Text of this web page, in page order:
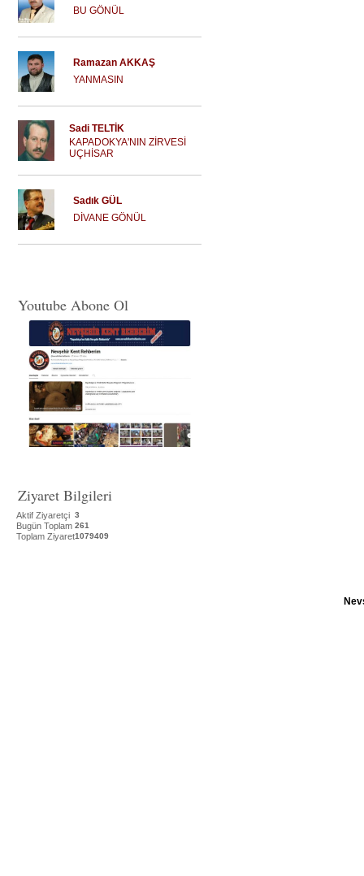
BU GÖNÜL
Ramazan AKKAŞ
YANMASIN
Sadi TELTİK
KAPADOKYA'NIN ZİRVESİ
UÇHİSAR
Sadık GÜL
DİVANE GÖNÜL
Youtube Abone Ol
Ziyaret Bilgileri
Aktif Ziyaretçi 3
Bugün Toplam 261
Toplam Ziyaret1079409